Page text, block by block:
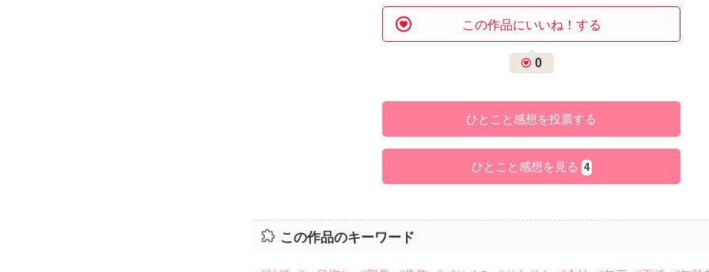
この作品にいいね！する
0
ひとこと感想を投票する
ひとこと感想を見る 4
この作品のキーワード